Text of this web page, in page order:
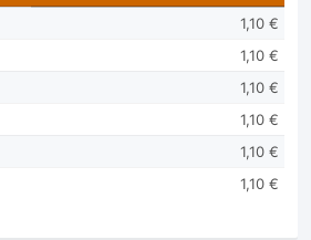
1,10 €
1,10 €
1,10 €
1,10 €
1,10 €
1,10 €